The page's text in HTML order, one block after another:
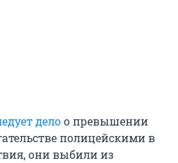
делоо превышении
полицейскими в
они выбили из